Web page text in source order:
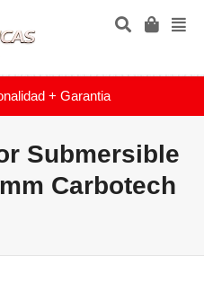
+ Garantia
Submersible
Carbotech